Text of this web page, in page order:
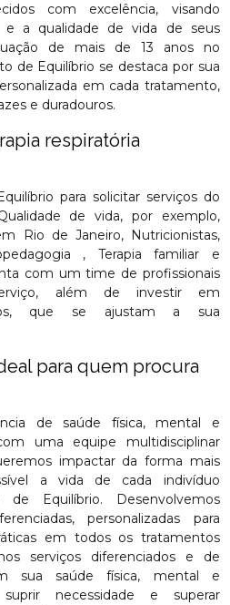
com excelência, visando
e a qualidade de vida de seus
de mais de 13 anos no
de Equilíbrio se destaca por sua
em cada tratamento,
e duradouros.
respiratória
para solicitar serviços do
de vida, por exemplo,
Rio de Janeiro, Nutricionistas,
, Terapia familiar e
com um time de profissionais
além de investir em
que se ajustam a sua
para quem procura
de saúde física, mental e
uma equipe multidisciplinar
impactar da forma mais
a vida de cada indivíduo
Equilíbrio. Desenvolvemos
personalizadas para
em todos os tratamentos
serviços diferenciados e de
sua saúde física, mental e
necessidade e superar